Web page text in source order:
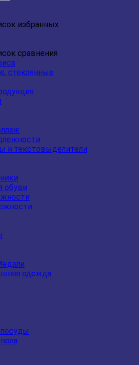
избранных
сравнения
стеклянные
и текстовыделители
обуви
одежда